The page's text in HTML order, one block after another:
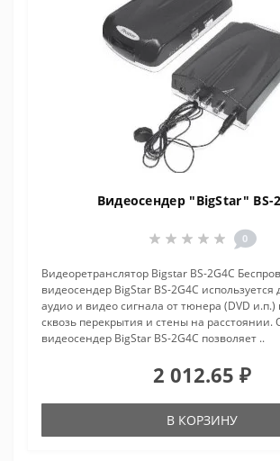
Видеосендер "BigStar" BS-
0
Видеоретранслятор Bigstar BS-2G4C
видеосендер BigStar BS-2G4C используется
аудио и видео сигнала от тюнера (DVD и.п.)
сквозь перекрытия и стены на
видеосендер BigStar BS-2G4C позволяет ..
2 012.65 ₽
В КОРЗИНУ